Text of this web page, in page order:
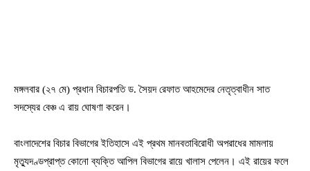
মঙ্গলবার (২৭ মে) প্রধান বিচারপতি ড. সৈয়দ রেফাত আহমেদের নেতৃত্বাধীন সাত
সদস্যের বেঞ্চ এ রায় ঘোষণা করেন।
বাংলাদেশের বিচার বিভাগের ইতিহাসে এই প্রথম মানবতাবিরোধী অপরাধের মামলায়
মৃত্যুদণ্ডপ্রাপ্ত কোনো ব্যক্তি আপিল বিভাগের রায়ে খালাস পেলেন। এই রায়ের ফলে